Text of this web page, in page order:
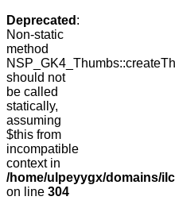
Deprecated :
Non-static
method
should not
be called
statically,
assuming
$this from
incompatible
context in
/home/ulpeyygx/domains/
on line 304